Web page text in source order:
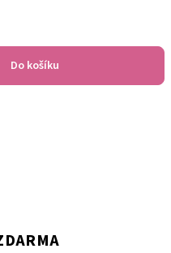
Do košíku